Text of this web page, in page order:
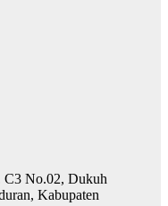
C3 No.02, Dukuh
Kabupaten